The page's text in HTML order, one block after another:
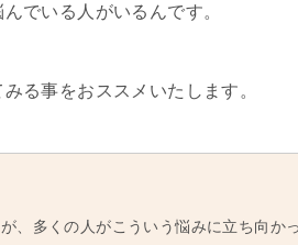
でいる人がいるんです。
る事をおススメいたします。
、多くの人がこういう悩みに立ち向か